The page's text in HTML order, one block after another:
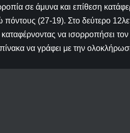
σε άμυνα και επίθεση
(27-19). Στο δεύτερο
να ισορροπήσει
να γράφει με την